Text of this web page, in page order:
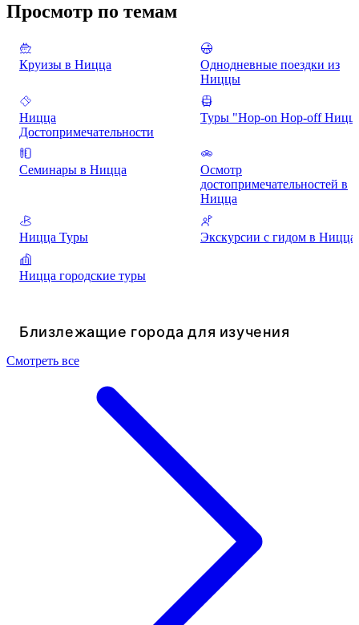
Просмотр по темам
Круизы в Ницца
Однодневные поездки из
Ниццы
Ницца
Достопримечательности
Туры "Hop-on Hop-off
Семинары в Ницца
Осмотр
достопримечательностей в
Ницца
Ницца Туры Экскурсии с гидом в Ницца
Ницца городские туры
Близлежащие города для изучения
Смотреть все